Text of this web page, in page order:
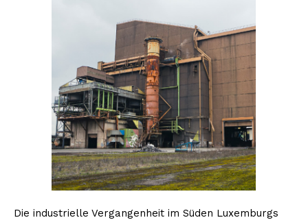
Die industrielle Vergangenheit im Süden Luxemburgs